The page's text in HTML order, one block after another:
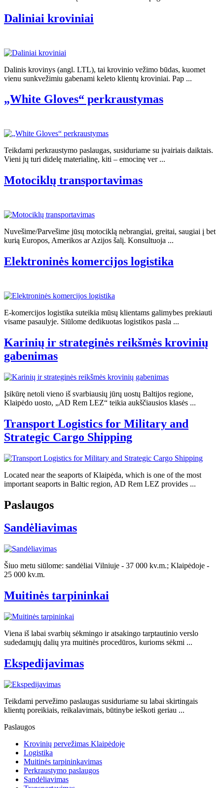
Daliniai kroviniai
Dalinis krovinys (angl. LTL), tai krovinio vežimo būdas, kuomet
vienu sunkvežimiu gabenami keleto klientų kroviniai. Pap ...
„White Gloves“ perkraustymas
Teikdami perkraustymo paslaugas, susiduriame su įvairiais daiktais.
Vieni jų turi didelę materialinę, kiti – emocinę ver ...
Motociklų transportavimas
Nuvešime/Parvešime jūsų motociklą nebrangiai, greitai, saugiai į bet
kurią Europos, Amerikos ar Azijos šalį. Konsultuoja ...
Elektroninės komercijos logistika
E-komercijos logistika suteikia mūsų klientams galimybes prekiauti
visame pasaulyje. Siūlome dedikuotas logistikos pasla ...
Karinių ir strateginės reikšmės krovinių
gabenimas
Įsikūrę netoli vieno iš svarbiausių jūrų uostų Baltijos regione,
Klaipėdo uosto, „AD Rem LEZ“ teikia aukščiausios klasės ...
Transport Logistics for Military and
Strategic Cargo Shipping
Located near the seaports of Klaipėda, which is one of the most
important seaports in Baltic region, AD Rem LEZ provides ...
Paslaugos
Sandėliavimas
Šiuo metu siūlome: sandėliai Vilniuje - 37 000 kv.m.; Klaipėdoje -
25 000 kv.m.
Muitinės tarpininkai
Viena iš labai svarbių sėkmingo ir atsakingo tarptautinio verslo
sudedamųjų dalių yra muitinės procedūros, kurioms sėkmi ...
Ekspedijavimas
Teikdami pervežimo paslaugas susiduriame su labai skirtingais
klientų poreikiais, reikalavimais, būtinybe ieškoti geriau ...
Paslaugos
Krovinių pervežimas Klaipėdoje
Logistika
Muitinės tarpininkavimas
Perkraustymo paslaugos
Sandėliavimas